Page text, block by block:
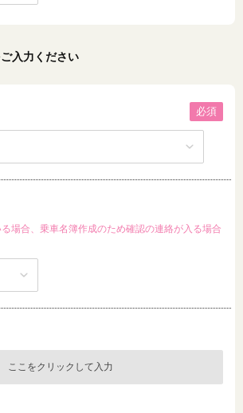
入力ください
必須
場合、乗車名簿作成のため確認の連絡が入る場合